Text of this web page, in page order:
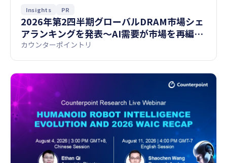
Insights PR
2026年第2四半期グローバルDRAM市場シェ
アランキングを発表〜AI需要が市場を再編
し、Samsungが首位、Micronが差を縮め、
CXMTが急伸〜
カウンターポイントリ